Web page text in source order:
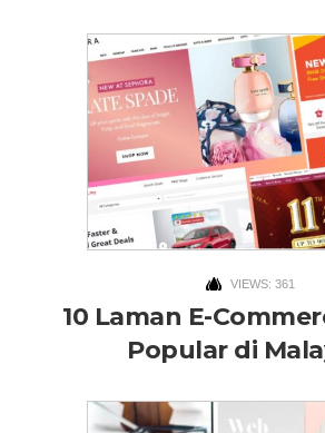
VIEWS: 361
10 Laman E-
Popular di